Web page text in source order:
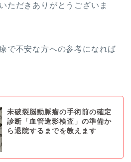
ただきありがとうございま
で不安な方への参考になれば
未破裂脳動脈瘤の手術前の確定
診断「血管造影検査」の準備か
ら退院するまでを教えます